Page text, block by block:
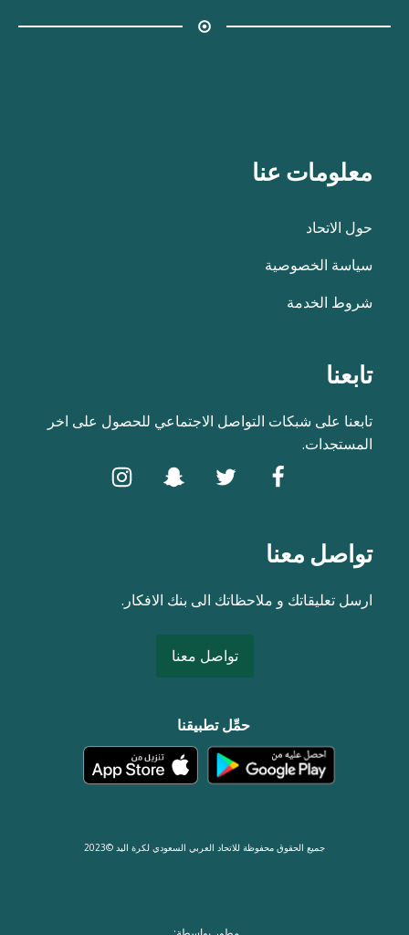
معلومات عنا
حول الاتحاد
سياسة الخصوصية
شروط الخدمة
تابعنا
تابعنا على شبكات التواصل الاجتماعي للحصول على اخر
المستجدات.
تواصل معنا
ارسل تعليقاتك و ملاحظاتك الى بنك الافكار.
تواصل معنا
حمِّل تطبيقنا
جميع الحقوق محفوظة للاتحاد العربي السعودي لكرة اليد ©2023